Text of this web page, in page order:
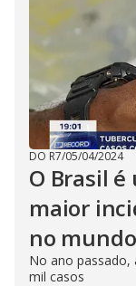
DO R7/05/04/2024
O Brasil
maior
no mundo
No ano passado,
mil casos